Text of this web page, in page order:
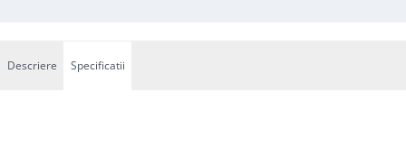
Descriere Specificatii